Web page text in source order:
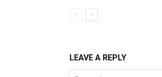
LEAVE A REPLY